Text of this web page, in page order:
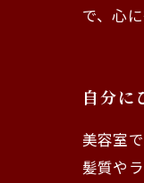
で、心
自分に
美容室
髪質や